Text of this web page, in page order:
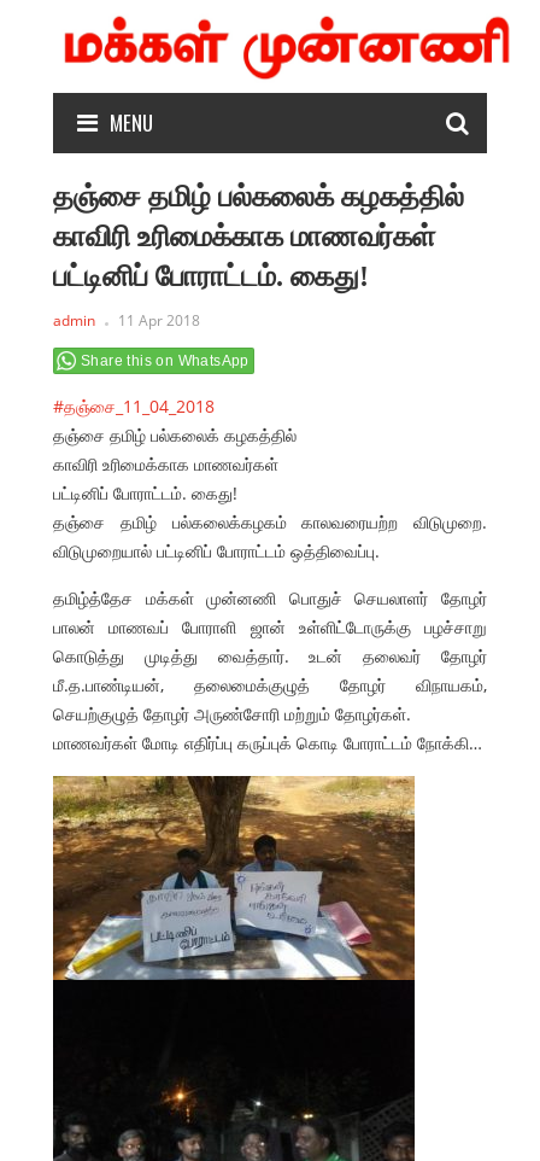
MENU
தஞ்சை தமிழ் பல்கலைக் கழகத்தில்
காவிரி உரிமைக்காக மாணவர்கள்
பட்டினிப் போராட்டம். கைது!
admin 11 Apr 2018
Share this on WhatsApp
#தஞ்சை_11_04_2018
தஞ்சை தமிழ் பல்கலைக் கழகத்தில்
காவிரி உரிமைக்காக மாணவர்கள்
பட்டினிப் போராட்டம். கைது!
தஞ்சை தமிழ் பல்கலைக்கழகம் காலவரையற்ற விடுமுறை.
விடுமுறையால் பட்டினிப் போராட்டம் ஒத்திவைப்பு.
தமிழ்த்தேச மக்கள் முன்னணி பொதுச் செயலாளர் தோழர்
பாலன் மாணவப் போராளி ஜான் உள்ளிட்டோருக்கு பழச்சாறு
கொடுத்து முடித்து வைத்தார். உடன் தலைவர் தோழர்
மீ.த.பாண்டியன், தலைமைக்குழுத் தோழர் விநாயகம்,
செயற்குழுத் தோழர் அருண்சோரி மற்றும் தோழர்கள்.
மாணவர்கள் மோடி எதிர்ப்பு கருப்புக் கொடி போராட்டம் நோக்கி…